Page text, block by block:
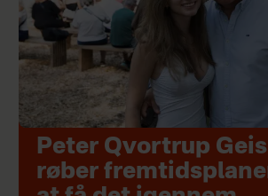
Peter Qvortrup
røber